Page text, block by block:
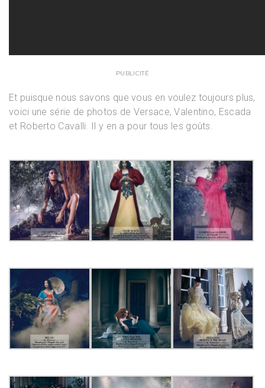
PUBLICITÉ
Et puisque nous savons que vous en voulez toujours plus,
voici une série de photos de Versace, Valentino, Escada
et Roberto Cavalli. Il y en a pour tous les goûts.